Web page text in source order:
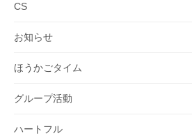
CS
お知らせ
ほうかごタイム
グループ活動
ハートフル